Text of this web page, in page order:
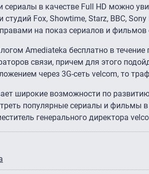
в качестве Full HD можно
Fox, Showtime, Starz, BBC,
на показ сериалов и фильмов
Amediateka бесплатно в течение
связи, причем для этого
через 3G-сеть velcom, то
широкие возможности по
популярные сериалы и фильмы
генерального директора